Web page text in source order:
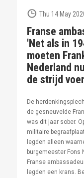
Thu 14 May
Franse
'Net als in
moeten
Nederland
de strijd
De
de gesneuvelde
was dit jaar sober.
militaire
legden alleen
burgemeester Fons
Franse
legden een krans.